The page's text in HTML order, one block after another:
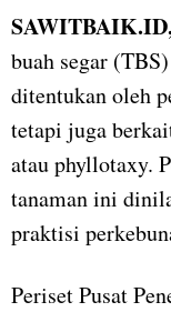
buah segar
ditentukan oleh
tetapi juga
atau phyllotaxy.
tanaman ini
praktisi
Periset Pusat